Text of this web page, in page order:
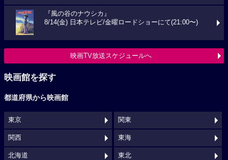
『風の谷のナウシカ』
8/14(金) 日本テレビ/金曜ロードショーにて(21:00〜)
映画TV放送スケジュールへ
映画館を探す
都道府県から映画館
東京 関東
関西 東海
北海道 東北